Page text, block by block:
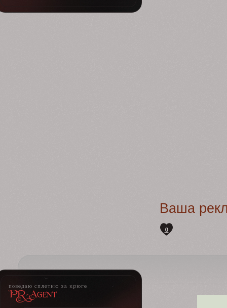
Ваша
0
поведаю сплетню за крюге
PR-Agent